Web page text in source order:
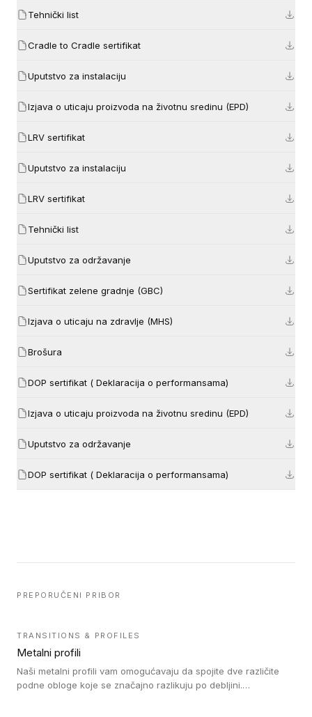
Tehnički list
Cradle to Cradle sertifikat
Uputstvo za instalaciju
Izjava o uticaju proizvoda na životnu sredinu (EPD)
LRV sertifikat
Uputstvo za instalaciju
LRV sertifikat
Tehnički list
Uputstvo za održavanje
Sertifikat zelene gradnje (GBC)
Izjava o uticaju na zdravlje (MHS)
Brošura
DOP sertifikat ( Deklaracija o performansama)
Izjava o uticaju proizvoda na životnu sredinu (EPD)
Uputstvo za održavanje
DOP sertifikat ( Deklaracija o performansama)
PREPORUČENI PRIBOR
TRANSITIONS & PROFILES
Metalni profili
Naši metalni profili vam omogućavaju da spojite dve različite
podne obloge koje se značajno razlikuju po debljini.